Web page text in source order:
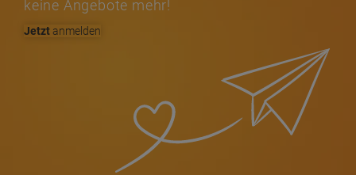
keine Angebote mehr!
Jetztanmelden